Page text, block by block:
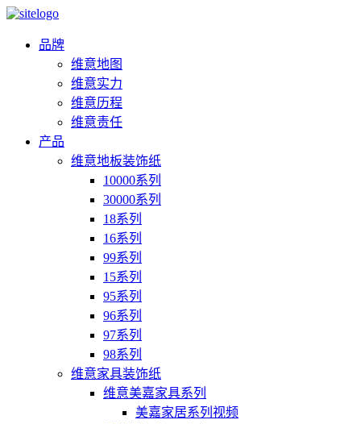
品牌
维意地图
维意实力
维意历程
维意责任
产品
维意地板装饰纸
10000系列
30000系列
18系列
16系列
99系列
15系列
95系列
96系列
97系列
98系列
维意家具装饰纸
维意美嘉家具系列
美嘉家居系列视频